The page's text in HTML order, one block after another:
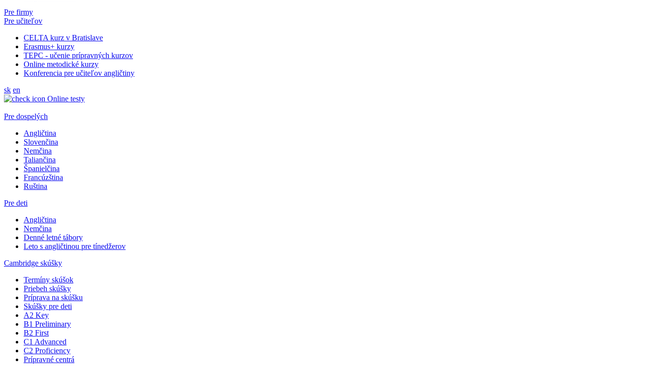
Pre firmy
Pre učiteľov
CELTA kurz v Bratislave
Erasmus+ kurzy
TEPC - učenie prípravných kurzov
Online metodické kurzy
Konferencia pre učiteľov angličtiny
sk en
Online testy
Pre dospelých
Angličtina
Slovenčina
Nemčina
Taliančina
Španielčina
Francúzština
Ruština
Pre deti
Angličtina
Nemčina
Denné letné tábory
Leto s angličtinou pre tínedžerov
Cambridge skúšky
Termíny skúšok
Priebeh skúšky
Príprava na skúšku
Skúšky pre deti
A2 Key
B1 Preliminary
B2 First
C1 Advanced
C2 Proficiency
Prípravné centrá